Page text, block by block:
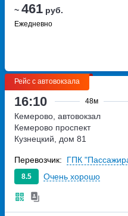
~ 461 руб.
Ежедневно
Рейс с автовокзала
16:10 48м
Кемерово, автовокзал
Кемерово проспект
Кузнецкий, дом 81
8.5 Очень хорошо
Перевозчик: ГПК